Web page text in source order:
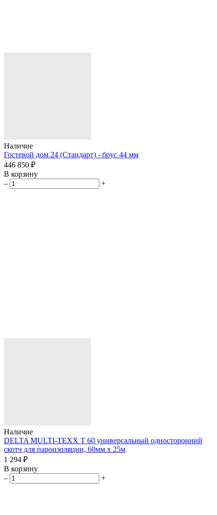
Наличие
Гостевой дом 24 (Стандарт) - брус 44 мм
446 850 ₽
В корзину
–
+
Наличие
DELTA MULTI-TEXX T 60 универсальный односторонний
скотч для пароизоляции, 60мм х 25м
1 294 ₽
В корзину
–
+